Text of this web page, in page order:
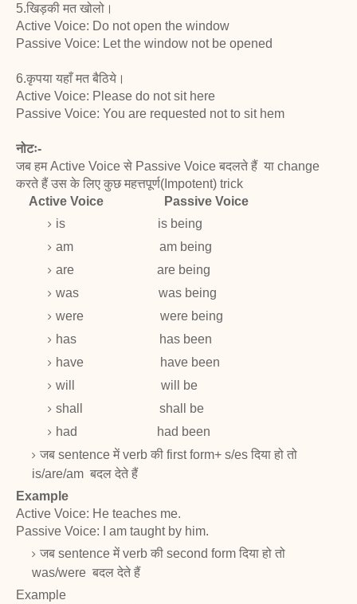
5.खिड़की मत खोलो।
Active Voice: Do not open the window
Passive Voice: Let the window not be opened
6.कृपया यहाँ मत बैठिये।
Active Voice: Please do not sit here
Passive Voice: You are requested not to sit hem
नोटः-
जब हम Active Voice से Passive Voice बदलते हैं या change
करते हैं उस के लिए कुछ महत्तपूर्ण(Impotent) trick
Active Voice
Passive Voice
is
is being
am
am being
are
are being
was
was being
were
were being
has
has been
have
have been
will
will be
shall
shall be
had
had been
जब sentence में verb की first form+ s/es दिया हो तो
is/are/am बदल देते हैं
Example
Active Voice: He teaches me.
Passive Voice: I am taught by him.
जब sentence में verb की second form दिया हो तो
was/were बदल देते हैं
Example